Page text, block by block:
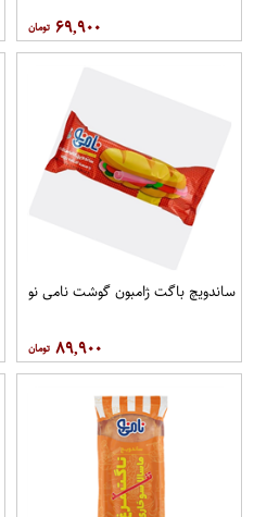
۶۹,۹۰۰
ساندویچ باگت ژامبون گوشت نامی نو
۸۹,۹۰۰